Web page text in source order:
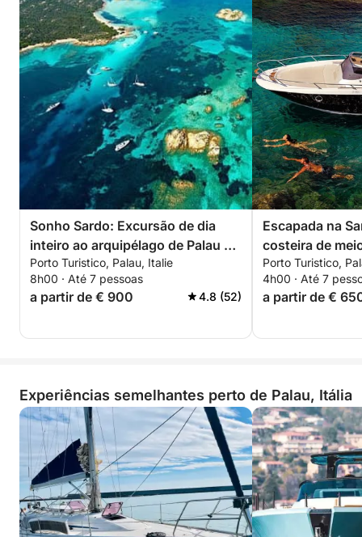
Sonho Sardo: Excursão de dia
inteiro ao arquipélago de Palau a
Budelli
Porto Turistico, Palau, Italie
8h00 · Até 7 pessoas
a partir de € 900 4.8 (52)
Escapada na
costeira de
Palau
Porto Turistico,
4h00 · Até 7
a partir de €
Experiências semelhantes perto de Palau, Itália